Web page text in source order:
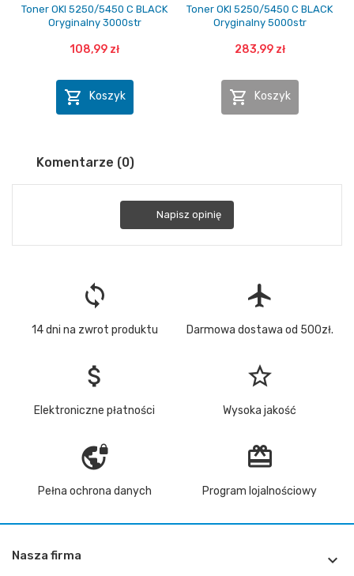
Toner OKI 5250/5450 C BLACK
Oryginalny 3000str
108,99 zł
 Koszyk
Toner OKI 5250/5450 C BLACK
Oryginalny 5000str
283,99 zł
 Koszyk
Komentarze (0)
Napisz opinię
loop
14 dni na zwrot produktu
flight
Darmowa dostawa od 500zł.
attach_money
Elektroniczne płatności
star_border
Wysoka jakość
vpn_lock
Pełna ochrona danych
redeem
Program lojalnościowy
Nasza firma 